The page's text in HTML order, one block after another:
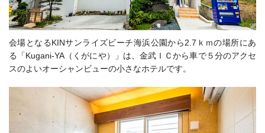
会場となるKINサンライズビーチ海浜公園から2.7ｋｍの場所にあ
る「Kugani-YA（くがにや）」は、金武ＩＣから車で５分のアクセ
スのよいオーシャンビューの小さなホテルです。